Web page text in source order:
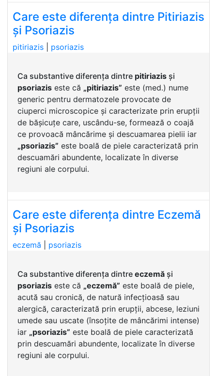
Care este diferența dintre Pitiriazis
și Psoriazis
pitiriazis psoriazis
Ca substantive diferența dintre pitiriazis și
psoriazis este că „pitiriazis” este (med.) nume
generic pentru dermatozele provocate de
ciuperci microscopice și caracterizate prin erupții
de bășicuțe care, uscându-se, formează o coajă
ce provoacă mâncărime și descuamarea pielii iar
„psoriazis” este boală de piele caracterizată prin
descuamări abundente, localizate în diverse
regiuni ale corpului.
Care este diferența dintre Eczemă
și Psoriazis
eczemă psoriazis
Ca substantive diferența dintre eczemă și
psoriazis este că „eczemă” este boală de piele,
acută sau cronică, de natură infecțioasă sau
alergică, caracterizată prin erupții, abcese, leziuni
umede sau uscate (însoțite de mâncărimi intense)
iar „psoriazis” este boală de piele caracterizată
prin descuamări abundente, localizate în diverse
regiuni ale corpului.